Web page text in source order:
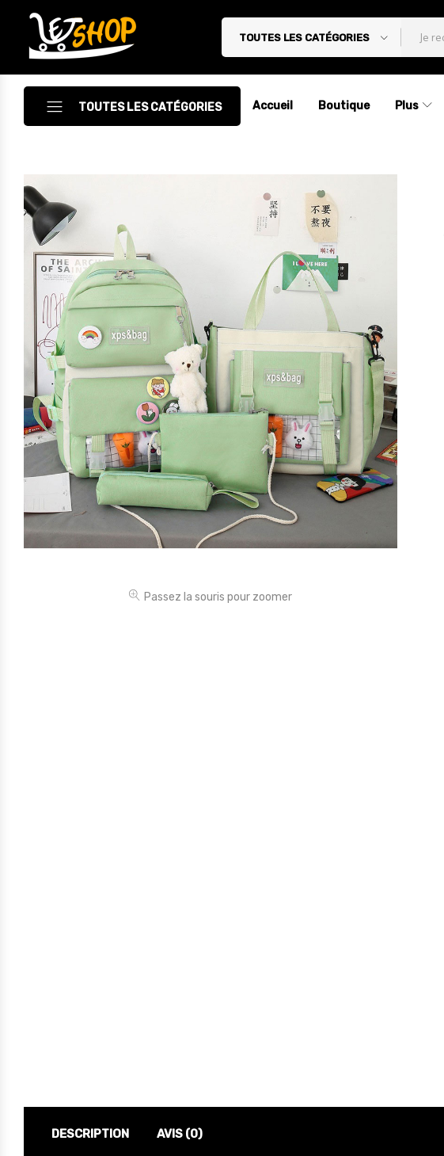
Letshop.dz
TOUTES LES CATÉGORIES
TOUTES LES CATÉGORIES
Accessoires Auto/Moto
Accessoires PC
Camping & Randonnée
Cuisine
Décoration
Electroménager
Électronique
Jouets
Maison
Maternité
Outillages & Bricolage
Packs
Accueil Boutique Plus
Passez la souris pour zoomer
DESCRIPTION AVIS (0)